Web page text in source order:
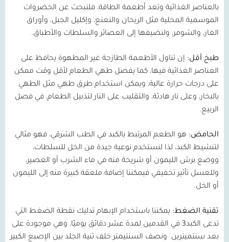
بالعناصر الغذائية وتعد أطعمة الطاقة، فلنبحث عن الخضروات
الموسمية المحلية مثل الريحان والنعنع، وإكليل الجبل، وأوراق
الغار، والشومر، ولنضيفها إلى العصائر والسلطات والأطباق.
طبخ أقل: إن تناول الأطعمة الطازجة غير المطهوة يحافظ على
العناصر الغذائية فيها، كما يفضل طهي الطعام لأقل وقت ممكن
على درجات حرارة عالية، ويمكن استخدام طرق طهي مثل الطهي
بالبخار، وعلى نار هادئة، والتقليب على النار لتذبيل الطعام، في فصل
الربيع.
الحامض: هو الطعم المرتبط بالكبد في الطب الشرقي، فهو مثالي
لتنشيط الكبد، لذا لنستخدم نوعية جيدة من الخل للسلطات،
ووضع برش الليمون أو شريحة منه في ماء الشرب أو العصير،
وللعسل تأثير تخفيفي فيمكننا إضافة ملعقة كبيرة منه إلى الليمون
أو الخل.
تقنية الضغط: يمكننا باستخدام الإبهام تدليك نقطة الضغط التي
تدعى الكبد3 في القدمين لمدة عشر دقائق يوميًا، وهي موجودة على
بعد سنتميترين
ونصف السنتيمتر خلف ثنية الجلد بين الإصبع الكبير